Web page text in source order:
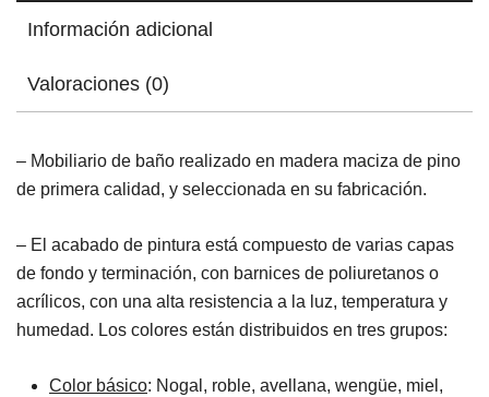
Información adicional
Valoraciones (0)
– Mobiliario de baño realizado en madera maciza de pino
de primera calidad, y seleccionada en su fabricación.
– El acabado de pintura está compuesto de varias capas
de fondo y terminación, con barnices de poliuretanos o
acrílicos, con una alta resistencia a la luz, temperatura y
humedad. Los colores están distribuidos en tres grupos:
Color básico: Nogal, roble, avellana, wengüe, miel,